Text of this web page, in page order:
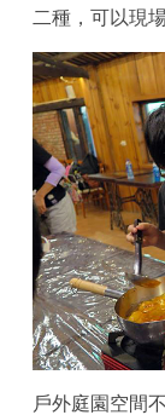
二種，可以現
戶外庭園空間